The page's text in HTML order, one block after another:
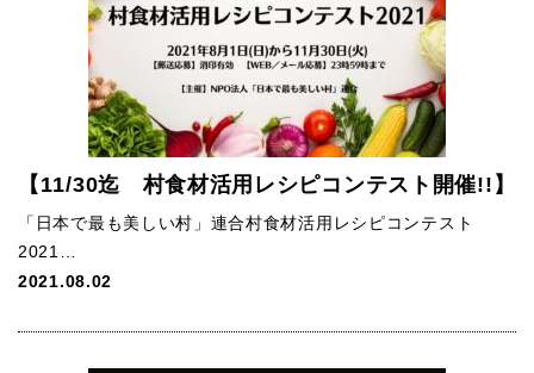
【11/30迄 村食材活用レシピコンテスト開催!!】
「日本で最も美しい村」連合村食材活用レシピコンテスト
2021…
2021.08.02